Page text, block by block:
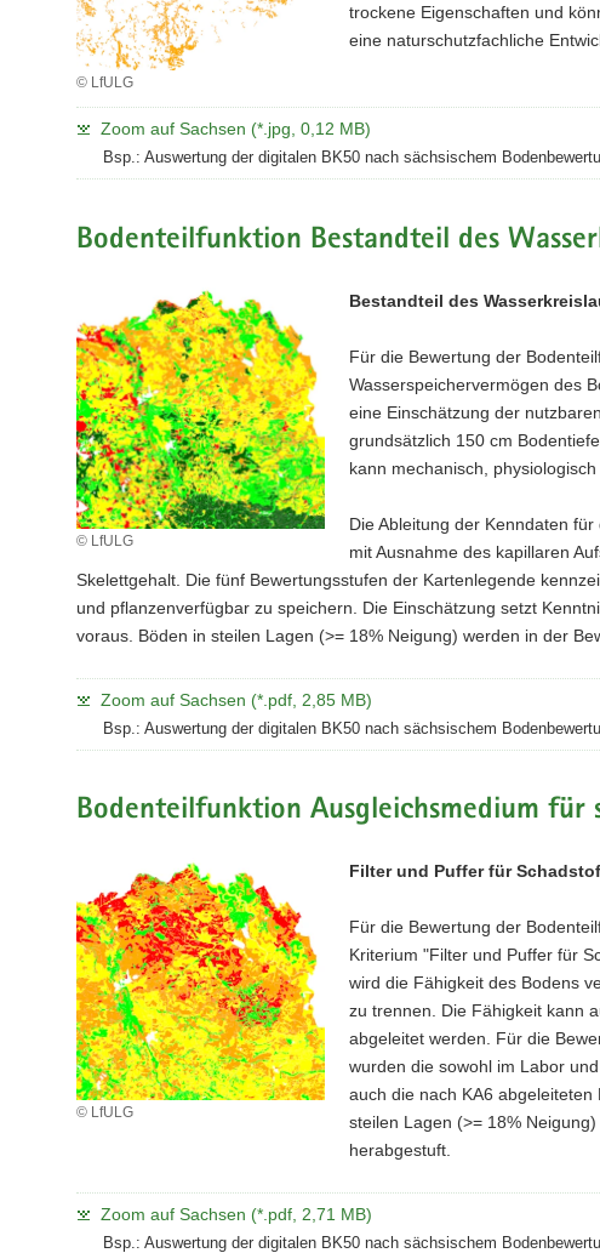
© LfULG
trockene Eigenschaften und
eine naturschutzfachliche
Zoom auf Sachsen (*.jpg, 0,12 MB)
Bsp.: Auswertung der digitalen BK50 nach sächsischem
Bodenteilfunktion Bestandteil des
© LfULG
Bestandteil des
Für die Bewertung der
Wasserspeichervermögen des
eine Einschätzung der
grundsätzlich 150 cm
kann mechanisch,
Die Ableitung der Kenndaten
mit Ausnahme des kapillaren
Skelettgehalt. Die fünf Bewertungsstufen der Kartenlegende
und pflanzenverfügbar zu speichern. Die Einschätzung setzt
voraus. Böden in steilen Lagen (>= 18% Neigung) werden in der
Zoom auf Sachsen (*.pdf, 2,85 MB)
Bsp.: Auswertung der digitalen BK50 nach sächsischem
Bodenteilfunktion Ausgleichsmedium für
© LfULG
Filter und Puffer für
Für die Bewertung der
Kriterium "Filter und Puffer für
wird die Fähigkeit des Bodens
zu trennen. Die Fähigkeit kann
abgeleitet werden. Für die
wurden die sowohl im Labor
auch die nach KA6
steilen Lagen (>= 18%
herabgestuft.
Zoom auf Sachsen (*.pdf, 2,71 MB)
Bsp.: Auswertung der digitalen BK50 nach sächsischem